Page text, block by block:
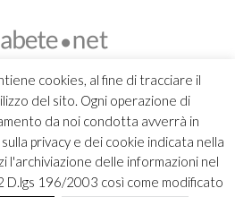
cookies, al fine di tracciare il
del sito. Ogni operazione di
da noi condotta avverrà in
privacy e dei cookie indicata nella
l'archiviazione delle informazioni nel
D.lgs 196/2003 così come modificato